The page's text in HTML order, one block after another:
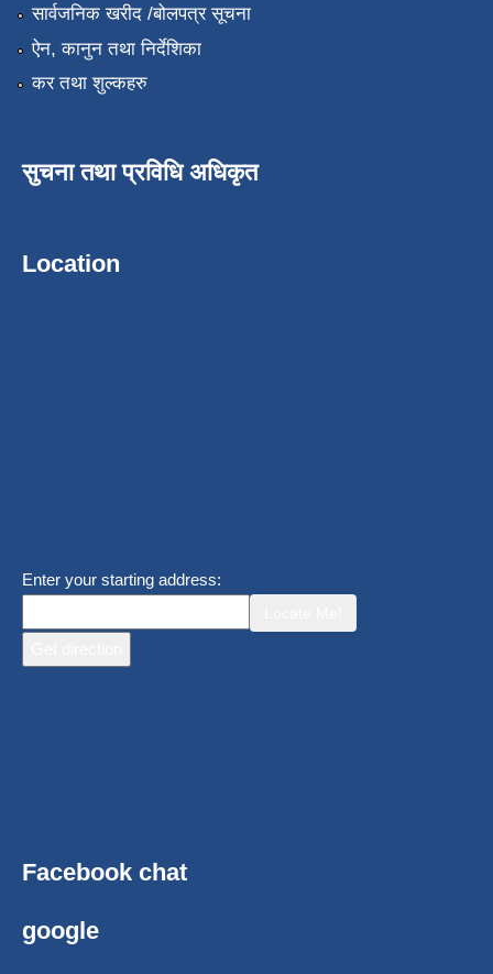
सार्वजनिक खरीद /बोलपत्र सूचना
ऐन, कानुन तथा निर्देशिका
कर तथा शुल्कहरु
सुचना तथा प्रविधि अधिकृत
Location
Enter your starting address:
Facebook chat
google